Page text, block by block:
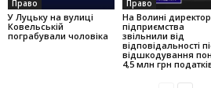
Право
У Луцьку на вулиці
Ковельській
пограбували чоловіка
Право
На Волині
підприємства
звільнили від
відповідальності
відшкодування
4,5 млн грн